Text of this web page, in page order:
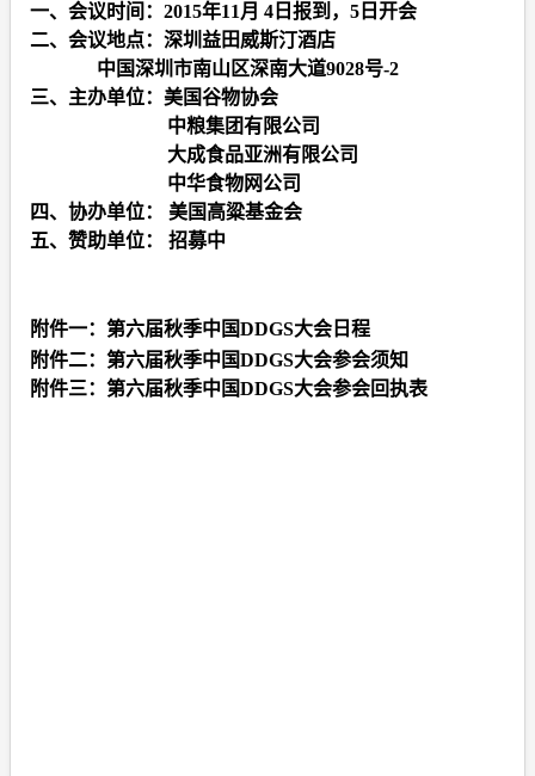
一、会议时间： 2015年11月 4 日报到， 5 日开会
二、会议地点：深圳益田威斯汀酒店
中国深圳市南山区深南大道9028号-2
三、主办单位：美国谷物协会
中粮集团有限公司
大成食品亚洲有限公司
中华食物网公司
四、协办单位： 美国高粱基金会
五、赞助单位： 招募中
附件一：第六届秋季中国DDGS大会日程
附件二：第六届秋季中国DDGS大会参会须知
附件三：第六届秋季中国DDGS大会参会回执表